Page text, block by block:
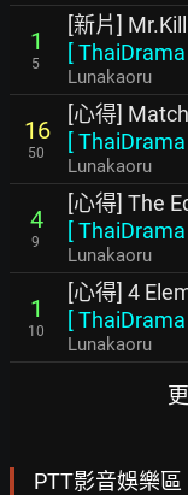
1
5
[新片]
[ThaiDrama
Lunakaoru
16
50
[心得]
[ThaiDrama
Lunakaoru
4
9
[心得] The
[ThaiDrama
Lunakaoru
1
10
[心得] 4
[ThaiDrama
Lunakaoru
PTT影音娛樂